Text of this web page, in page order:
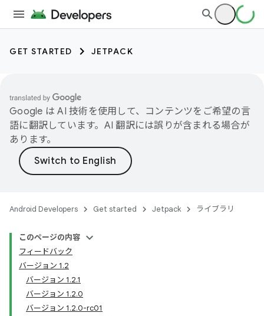
GET STARTED JETPACK
Google は AI 技術を使用して、コンテンツをご希望の言
語に翻訳しています。AI 翻訳には誤りが含まれる場合が
あります。
Android Developers Get started Jetpack ライブラリ
このページの内容
フィードバック
バージョン 1.2
バージョン 1.2.1
バージョン 1.2.0
バージョン 1.2.0-rc01